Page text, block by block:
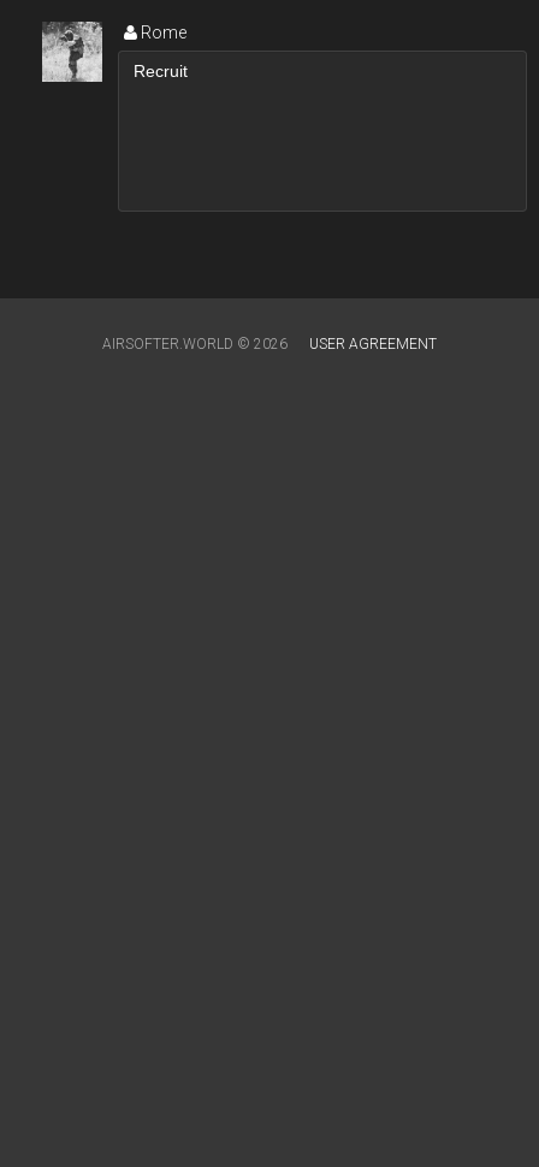
Rome
AIRSOFTER.WORLD © 2026 USER AGREEMENT